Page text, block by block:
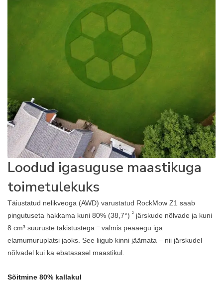
Loodud igasuguse maastikuga
toimetulekuks
Täiustatud nelikveoga (AWD) varustatud RockMow Z1 saab
pingutuseta hakkama kuni 80% (38,7°) ² järskude nõlvade ja kuni
8 cm³ suuruste takistustega – valmis peaaegu iga
elamumuruplatsi jaoks. See liigub kinni jäämata – nii järskudel
nõlvadel kui ka ebatasasel maastikul.
Sõitmine 80% kallakul